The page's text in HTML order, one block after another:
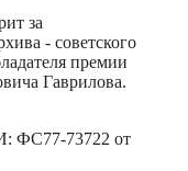
за
- советского
премии
Гаврилова.
ФС77-73722 от